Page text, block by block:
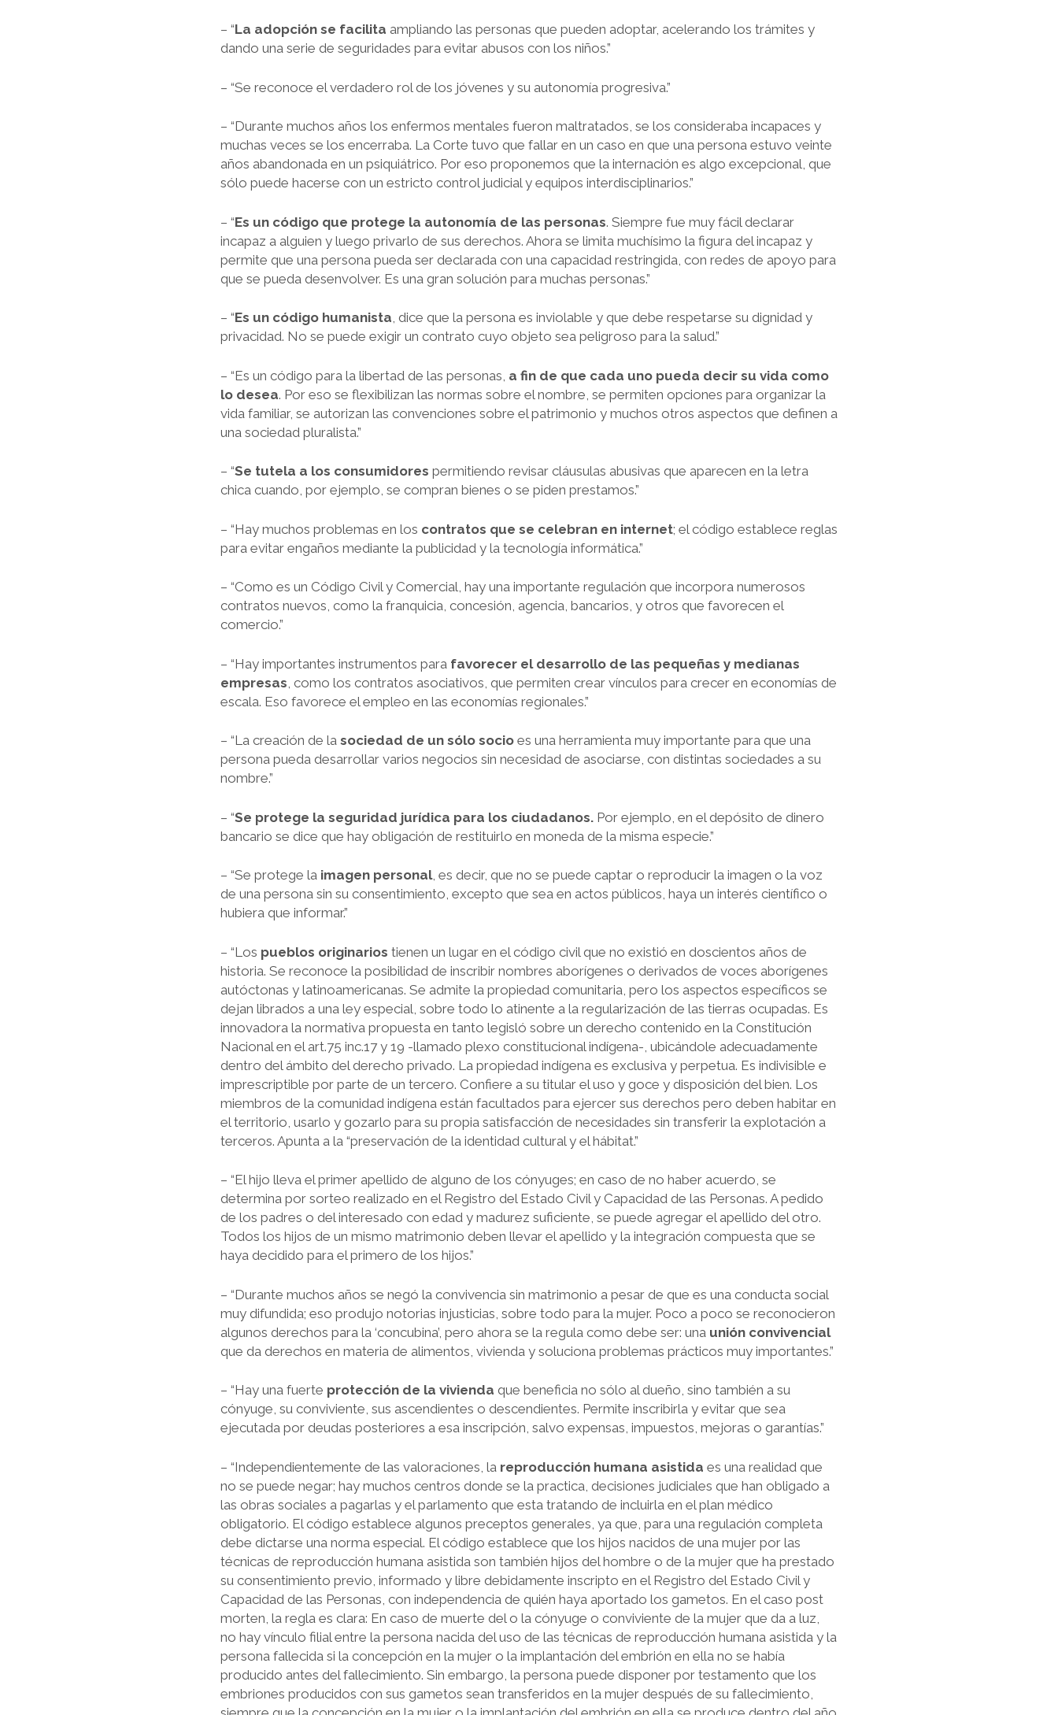
– “La adopción se facilita ampliando las personas que pueden adoptar, acelerando los trámites y
dando una serie de seguridades para evitar abusos con los niños.”
– “Se reconoce el verdadero rol de los jóvenes y su autonomía progresiva.”
– “Durante muchos años los enfermos mentales fueron maltratados, se los consideraba incapaces y
muchas veces se los encerraba. La Corte tuvo que fallar en un caso en que una persona estuvo veinte
años abandonada en un psiquiátrico. Por eso proponemos que la internación es algo excepcional, que
sólo puede hacerse con un estricto control judicial y equipos interdisciplinarios.”
– “Es un código que protege la autonomía de las personas. Siempre fue muy fácil declarar
incapaz a alguien y luego privarlo de sus derechos. Ahora se limita muchísimo la figura del incapaz y
permite que una persona pueda ser declarada con una capacidad restringida, con redes de apoyo para
que se pueda desenvolver. Es una gran solución para muchas personas.”
– “Es un código humanista, dice que la persona es inviolable y que debe respetarse su dignidad y
privacidad. No se puede exigir un contrato cuyo objeto sea peligroso para la salud.”
– “Es un código para la libertad de las personas, a fin de que cada uno pueda decir su vida como
lo desea. Por eso se flexibilizan las normas sobre el nombre, se permiten opciones para organizar la
vida familiar, se autorizan las convenciones sobre el patrimonio y muchos otros aspectos que definen a
una sociedad pluralista.”
– “Se tutela a los consumidores permitiendo revisar cláusulas abusivas que aparecen en la letra
chica cuando, por ejemplo, se compran bienes o se piden prestamos.”
– “Hay muchos problemas en los contratos que se celebran en internet; el código establece reglas
para evitar engaños mediante la publicidad y la tecnología informática.”
– “Como es un Código Civil y Comercial, hay una importante regulación que incorpora numerosos
contratos nuevos, como la franquicia, concesión, agencia, bancarios, y otros que favorecen el
comercio.”
– “Hay importantes instrumentos para favorecer el desarrollo de las pequeñas y medianas
empresas , como los contratos asociativos, que permiten crear vínculos para crecer en economías de
escala. Eso favorece el empleo en las economías regionales.”
– “La creación de lasociedad de un sólo socioes una herramienta muy importante para que una
persona pueda desarrollar varios negocios sin necesidad de asociarse, con distintas sociedades a su
nombre.”
– “Se protege la seguridad jurídica para los ciudadanos.Por ejemplo, en el depósito de dinero
bancario se dice que hay obligación de restituirlo en moneda de la misma especie.”
– “Se protege laimagen personal, es decir, que no se puede captar o reproducir la imagen o la voz
de una persona sin su consentimiento, excepto que sea en actos públicos, haya un interés científico o
hubiera que informar.”
– “Los pueblos originarios tienen un lugar en el código civil que no existió en doscientos años de
historia. Se reconoce la posibilidad de inscribir nombres aborígenes o derivados de voces aborígenes
autóctonas y latinoamericanas. Se admite la propiedad comunitaria, pero los aspectos específicos se
dejan librados a una ley especial, sobre todo lo atinente a la regularización de las tierras ocupadas. Es
innovadora la normativa propuesta en tanto legisló sobre un derecho contenido en la Constitución
Nacional en el art.75 inc.17 y 19 -llamado plexo constitucional indígena-, ubicándole adecuadamente
dentro del ámbito del derecho privado. La propiedad indígena es exclusiva y perpetua. Es indivisible e
imprescriptible por parte de un tercero. Confiere a su titular el uso y goce y disposición del bien. Los
miembros de la comunidad indígena están facultados para ejercer sus derechos pero deben habitar en
el territorio, usarlo y gozarlo para su propia satisfacción de necesidades sin transferir la explotación a
terceros. Apunta a la “preservación de la identidad cultural y el hábitat.”
– “El hijo lleva el primer apellido de alguno de los cónyuges; en caso de no haber acuerdo, se
determina por sorteo realizado en el Registro del Estado Civil y Capacidad de las Personas. A pedido
de los padres o del interesado con edad y madurez suficiente, se puede agregar el apellido del otro.
Todos los hijos de un mismo matrimonio deben llevar el apellido y la integración compuesta que se
haya decidido para el primero de los hijos.”
– “Durante muchos años se negó la convivencia sin matrimonio a pesar de que es una conducta social
muy difundida; eso produjo notorias injusticias, sobre todo para la mujer. Poco a poco se reconocieron
algunos derechos para la ‘concubina’, pero ahora se la regula como debe ser: una unión convivencial
que da derechos en materia de alimentos, vivienda y soluciona problemas prácticos muy importantes.”
– “Hay una fuerte protección de la vivienda que beneficia no sólo al dueño, sino también a su
cónyuge, su conviviente, sus ascendientes o descendientes. Permite inscribirla y evitar que sea
ejecutada por deudas posteriores a esa inscripción, salvo expensas, impuestos, mejoras o garantías.”
– “Independientemente de las valoraciones, la reproducción humana asistida es una realidad que
no se puede negar; hay muchos centros donde se la practica, decisiones judiciales que han obligado a
las obras sociales a pagarlas y el parlamento que esta tratando de incluirla en el plan médico
obligatorio. El código establece algunos preceptos generales, ya que, para una regulación completa
debe dictarse una norma especial. El código establece que los hijos nacidos de una mujer por las
técnicas de reproducción humana asistida son también hijos del hombre o de la mujer que ha prestado
su consentimiento previo, informado y libre debidamente inscripto en el Registro del Estado Civil y
Capacidad de las Personas, con independencia de quién haya aportado los gametos. En el caso post
morten, la regla es clara: En caso de muerte del o la cónyuge o conviviente de la mujer que da a luz,
no hay vínculo filial entre la persona nacida del uso de las técnicas de reproducción humana asistida y la
persona fallecida si la concepción en la mujer o la implantación del embrión en ella no se había
producido antes del fallecimiento. Sin embargo, la persona puede disponer por testamento que los
embriones producidos con sus gametos sean transferidos en la mujer después de su fallecimiento,